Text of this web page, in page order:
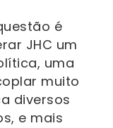
é
JHC um
uma
muito
diversos
e mais